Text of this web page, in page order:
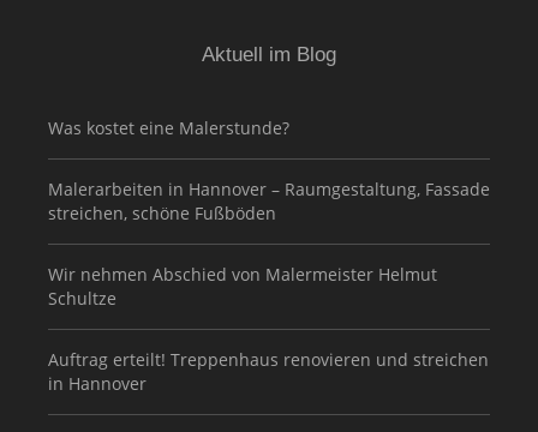
Aktuell im Blog
Was kostet eine Malerstunde?
Malerarbeiten in Hannover – Raumgestaltung, Fassade
streichen, schöne Fußböden
Wir nehmen Abschied von Malermeister Helmut
Schultze
Auftrag erteilt! Treppenhaus renovieren und streichen
in Hannover